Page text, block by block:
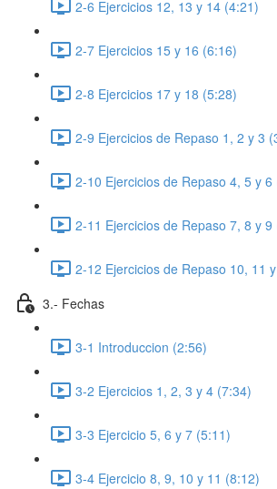
2-6 Ejercicios 12, 13 y 14 (4:21)
2-7 Ejercicios 15 y 16 (6:16)
2-8 Ejercicios 17 y 18 (5:28)
2-9 Ejercicios de Repaso 1, 2 y 3
2-10 Ejercicios de Repaso 4, 5 y 6
2-11 Ejercicios de Repaso 7, 8 y 9
2-12 Ejercicios de Repaso 10, 11
3.- Fechas
3-1 Introduccion (2:56)
3-2 Ejercicios 1, 2, 3 y 4 (7:34)
3-3 Ejercicio 5, 6 y 7 (5:11)
3-4 Ejercicio 8, 9, 10 y 11 (8:12)